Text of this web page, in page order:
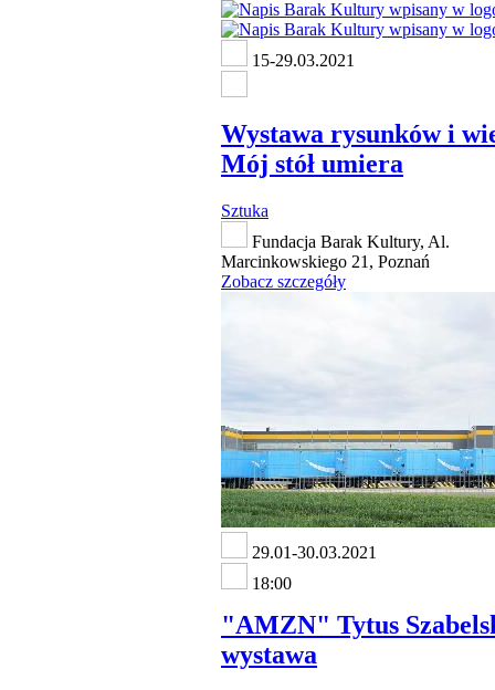
15-29.03.2021
Wystawa rysunków i
Mój stół umiera
Sztuka
Fundacja Barak Kultury, Al.
Marcinkowskiego 21, Poznań
Zobacz szczegóły
29.01-30.03.2021
18:00
"AMZN" Tytus
wystawa